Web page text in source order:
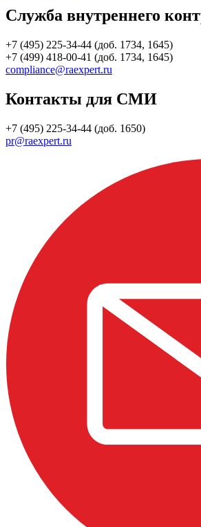
Служба внутреннего
+7 (495) 225-34-44 (доб. 1734, 1645)
+7 (499) 418-00-41 (доб. 1734, 1645)
compliance@raexpert.ru
Контакты для СМИ
+7 (495) 225-34-44 (доб. 1650)
pr@raexpert.ru